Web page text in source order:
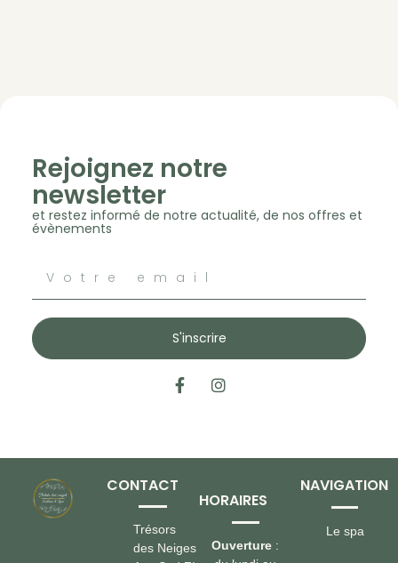
Rejoignez notre
newsletter
et restez informé de notre actualité, de nos offres et
évènements
S'inscrire
CONTACT
Trésors
des Neiges
HORAIRES
Ouverture :
NAVIGATION
Le spa